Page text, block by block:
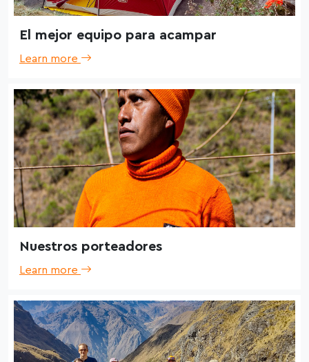
El mejor equipo para acampar
Learn more
Nuestros porteadores
Learn more